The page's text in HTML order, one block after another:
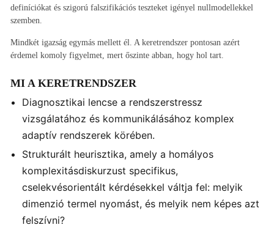
definíciókat és szigorú falszifikációs teszteket igényel nullmodellekkel
szemben.
Mindkét igazság egymás mellett él. A keretrendszer pontosan azért
érdemel komoly figyelmet, mert őszinte abban, hogy hol tart.
MI A KERETRENDSZER
Diagnosztikai lencse a rendszerstressz
vizsgálatához és kommunikálásához komplex
adaptív rendszerek körében.
Strukturált heurisztika, amely a homályos
komplexitásdiskurzust specifikus,
cselekvésorientált kérdésekkel váltja fel: melyik
dimenzió termel nyomást, és melyik nem képes azt
felszívni?